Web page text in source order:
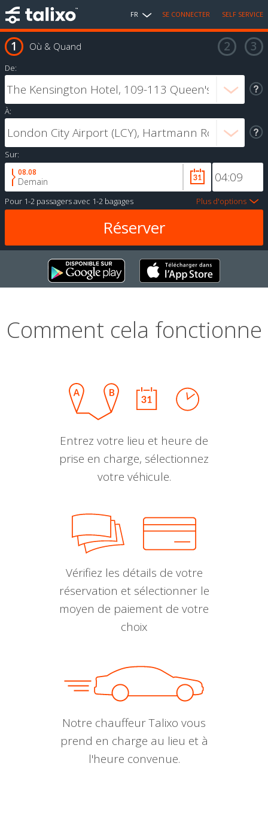
FR SE CONNECTER SELF SERVICE
Où & Quand
De:
À:
Sur:
08.08
Demain
Pour 1-2 passagersavec 1-2 bagages Plus d'options
Comment cela fonctionne
Entrez votre lieu et heure de
prise en charge, sélectionnez
votre véhicule.
Vérifiez les détails de votre
réservation et sélectionner le
moyen de paiement de votre
choix
Notre chauffeur Talixo vous
prend en charge au lieu et à
l'heure convenue.